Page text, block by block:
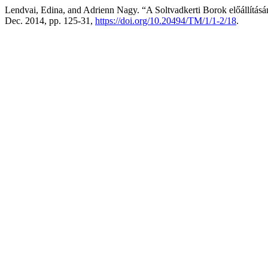
Lendvai, Edina, and Adrienn Nagy. “A Soltvadkerti Borok
Dec. 2014, pp. 125-31, https://doi.org/10.20494/TM/1/1-2/18.